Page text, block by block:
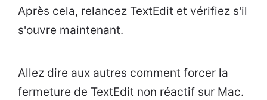
Après cela, relancez TextEdit et vérifiez s'il
s'ouvre maintenant.
Allez dire aux autres comment forcer la
fermeture de TextEdit non réactif sur Mac.